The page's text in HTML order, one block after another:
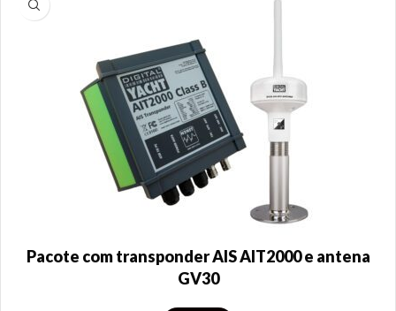
Pacote com transponder AIS AIT2000 e antena
GV30